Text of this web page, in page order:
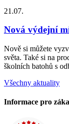
21.07.
Nová výdejní
Nově si můžete
světa. Také si na
školních batohů s
Všechny aktuality
Informace pro